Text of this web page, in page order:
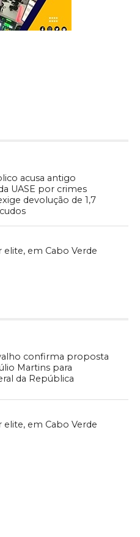
acusa antigo
UASE por crimes
devolução de 1,7
elite, em Cabo Verde
confirma proposta
Martins para
da República
elite, em Cabo Verde